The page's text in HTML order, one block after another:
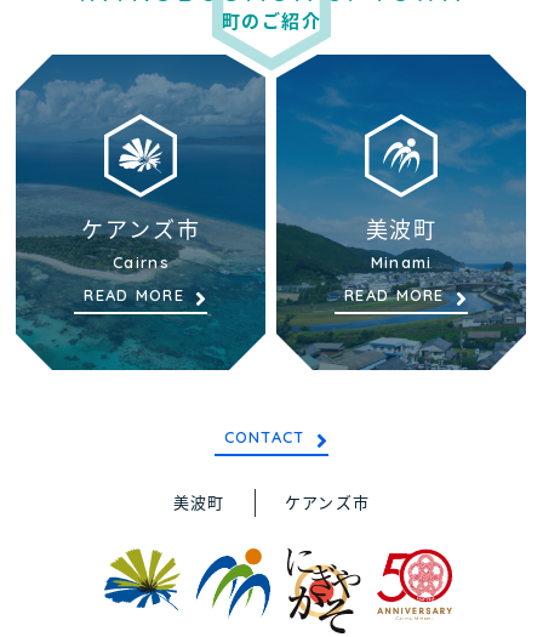
町のご紹介
ケアンズ市
Cairns
READ MORE
美波町
Minami
READ MORE
CONTACT
美波町 ケアンズ市